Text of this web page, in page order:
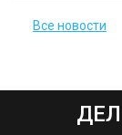
Все новости